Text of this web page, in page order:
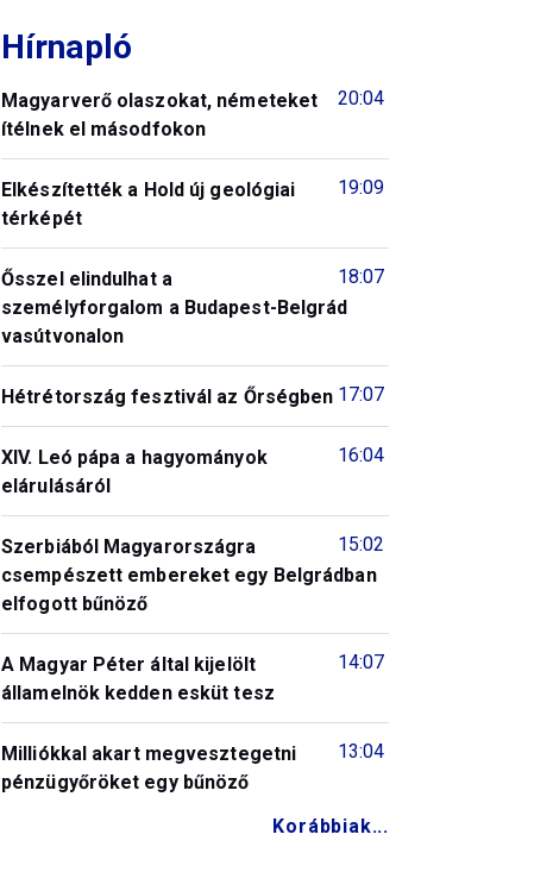
Hírnapló
20:04
Magyarverő olaszokat, németeket
ítélnek el másodfokon
19:09
Elkészítették a Hold új geológiai
térképét
18:07
Ősszel elindulhat a
személyforgalom a Budapest-Belgrád
vasútvonalon
17:07
Hétrétország fesztivál az Őrségben
16:04
XIV. Leó pápa a hagyományok
elárulásáról
15:02
Szerbiából Magyarországra
csempészett embereket egy Belgrádban
elfogott bűnöző
14:07
A Magyar Péter által kijelölt
államelnök kedden esküt tesz
13:04
Milliókkal akart megvesztegetni
pénzügyőröket egy bűnöző
Korábbiak...